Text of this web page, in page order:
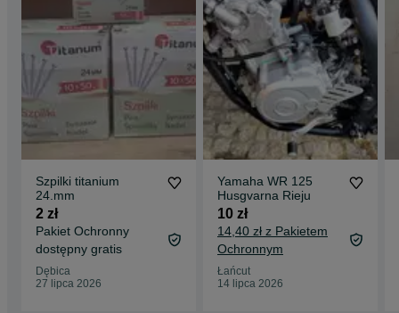
Szpilki titanium
24.mm
2 zł
Pakiet Ochronny
dostępny gratis
Dębica
27 lipca 2026
Yamaha WR 125
Husgvarna Rieju
10 zł
14,40 zł z Pakietem
Ochronnym
Łańcut
14 lipca 2026